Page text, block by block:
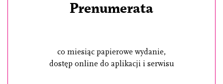
Prenumerata
co miesiąc papierowe wydanie,
dostęp online do aplikacji i serwisu